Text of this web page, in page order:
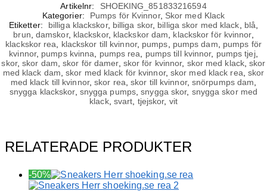
Artikelnr:
SHOEKING_851833216594
Kategorier:
Pumps för Kvinnor, Skor med Klack
Etiketter:
billiga klackskor, billiga skor, billiga skor med klack blå
brun damskor, klackskor, klackskor dam klackskor för kvinnor,
klackskor rea
klackskor till kvinnor, pumps pumps dam
pumps för
kvinnor, pumps kvinna pumps rea pumps till kvinnor, pumps tjej,
skor,skor dam ,skor för damer, skor för kvinnor, skor med klack,skor
med klack dam ,skor med klack för kvinnor, skor med klack rea skor
med klack till kvinnor,skor rea ,skor till kvinnor, snörpumps dam
snygga klackskor, snygga pumps ,snygga skor, snygga skor med
klack, svart tjejskor, vit
RELATERADE PRODUKTER
-50%